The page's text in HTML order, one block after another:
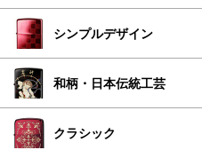
シンプルデザイン
和柄・日本伝統工芸
クラシック